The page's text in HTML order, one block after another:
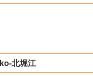
北堀江